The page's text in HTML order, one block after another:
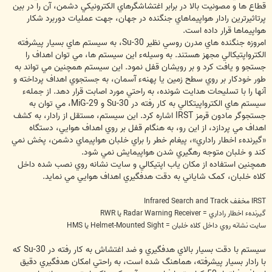
قطاع ها و مصونيت بالا در برابر اغتشاشگرهاي الکترونيکي دشمن، آن را در بين
پرتاثيرترين رادار هواپيماهاي جنگنده در جهان، جهت عمليات دوربرد شکار
هواپيماها قرار داده است.
امروزه جنگنده هاي مدرن روسي نظير Su-30، به سيستم هاي بسيار پيشرفته
الکترواپتيکالي مجهز هستند. به وسيلهء اين سيستم ها، مي توان اهداف را
جستجو و يافت کرد و بر رويشان قفل نمود. اين سيستم همچنين مي تواند به
طور خودکار بر روي سطح زمين يا پهنهء آسمان، به جستجوي اهداف پرداخته و
آنها را با تسليحات هدايت شونده، به راحتي مورد اصابت قرار دهد. از جملهء
سيستم هاي الکترواپيتکالي به کار رفته در Su-30 و MiG-29، مي توان به
جستجوگر مادون قرمز IRST اشاره کرد. اين سيستم، مستقل از رادار، به کشف
اهداف مي پردازد، از اين رو، به هنگام قفل بر روي اهداف هوايي، دستگاه
«گيرندهء اخطار راداري»، پيغام خطر را براي خلبان هواپيماي دشمن، پخش نمي
کند و خلبان متوجه رهگيري شدن هواپيمايش نمي شود.
همچنين استفاده از مکان ياب اپتيکالي و سايت نشانه روي نصب شده داخل
کلاه خلبان، کمک شاياني به دقت هدفگيري اهداف هوايي مي نمايد.
IRST مخفف Infrared Search and Track
گيرندهء اخطار راداري = Radar Warning Receiver يا RWR
سايت نشانه روي داخل کلاه خلبان = Helmet-Mounted Sight يا HMS
سيستم با دقت بسيار بالاي هدفگيري و ضد اغتشاش به کار رفته در Su-30 که
با رادار بسيار پيشرفته، هماهنگ شده است، به راحتي امکان هدفگيري دقيق